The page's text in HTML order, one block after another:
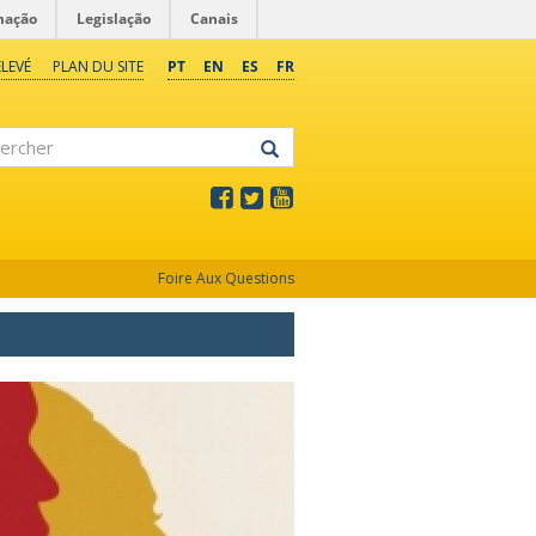
Legislação Canais
PT EN ES FR
PLAN DU SITE
Foire Aux Questions